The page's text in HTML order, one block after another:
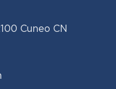
Cuneo CN